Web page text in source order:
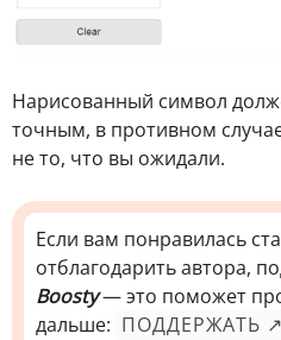
Нарисованный символ
точным, в противном
не то, что вы ожидали.
Если вам понравилась
отблагодарить автора,
Boosty— это поможет
дальше: ПОДДЕРЖАТЬ ↗